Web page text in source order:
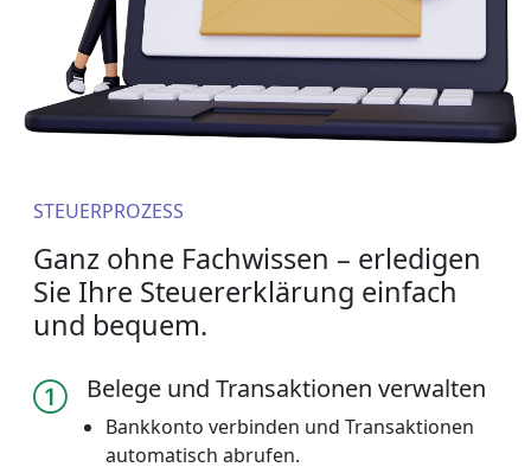
STEUERPROZESS
Ganz ohne Fachwissen – erledigen
Sie Ihre Steuererklärung einfach
und bequem.
Belege und Transaktionen verwalten
Bankkonto verbinden und Transaktionen
automatisch abrufen.